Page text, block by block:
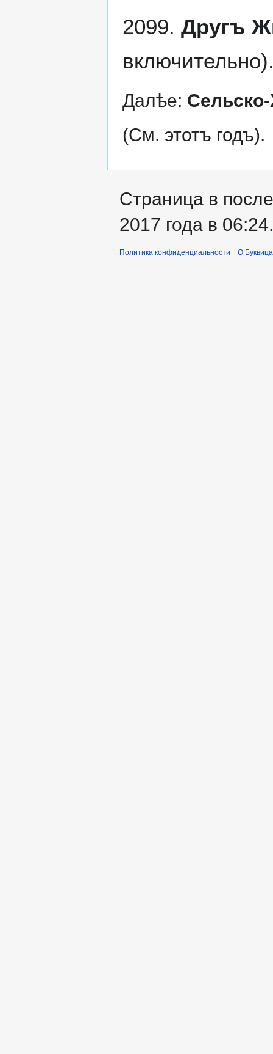
2099. Другъ
Далѣе:
(См. этотъ годъ).
Страница в
2017 года в 06:24.
Политика конфиденциальности О Буквица